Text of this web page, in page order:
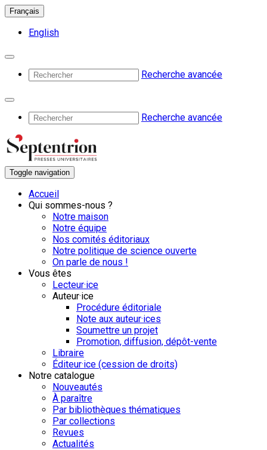
Français
English
Recherche avancée
Recherche avancée
Toggle navigation
Accueil
Qui sommes-nous ?
Notre maison
Notre équipe
Nos comités éditoriaux
Notre politique de science ouverte
On parle de nous !
Vous êtes
Lecteur·ice
Auteur·ice
Procédure éditoriale
Note aux auteur·ices
Soumettre un projet
Promotion, diffusion, dépôt-vente
Libraire
Éditeur·ice (cession de droits)
Notre catalogue
Nouveautés
À paraître
Par bibliothèques thématiques
Par collections
Revues
Actualités